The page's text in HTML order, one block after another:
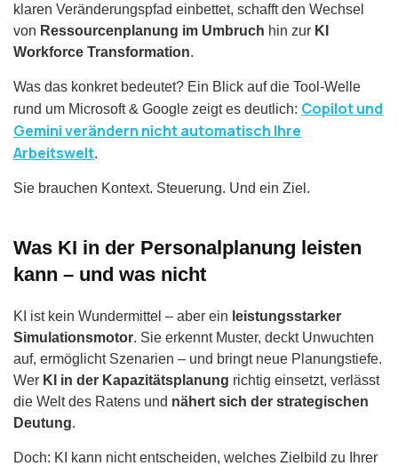
klaren Veränderungspfad einbettet, schafft den Wechsel
von Ressourcenplanung im Umbruch hin zur KI
Workforce Transformation.
Was das konkret bedeutet? Ein Blick auf die Tool-Welle
rund um Microsoft & Google zeigt es deutlich: Copilot und
Gemini verändern nicht automatisch Ihre
Arbeitswelt.
Sie brauchen Kontext. Steuerung. Und ein Ziel.
Was KI in der Personalplanung leisten
kann – und was nicht
KI ist kein Wundermittel – aber ein leistungsstarker
Simulationsmotor. Sie erkennt Muster, deckt Unwuchten
auf, ermöglicht Szenarien – und bringt neue Planungstiefe.
Wer KI in der Kapazitätsplanung richtig einsetzt, verlässt
die Welt des Ratens und nähert sich der strategischen
Deutung.
Doch: KI kann nicht entscheiden, welches Zielbild zu Ihrer